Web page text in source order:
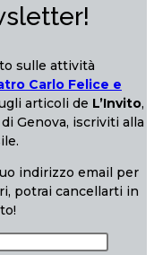
sulle attività
Carlo Felice e
articoli de L’Invito,
Genova, iscriviti alla
indirizzo email per
potrai cancellarti in